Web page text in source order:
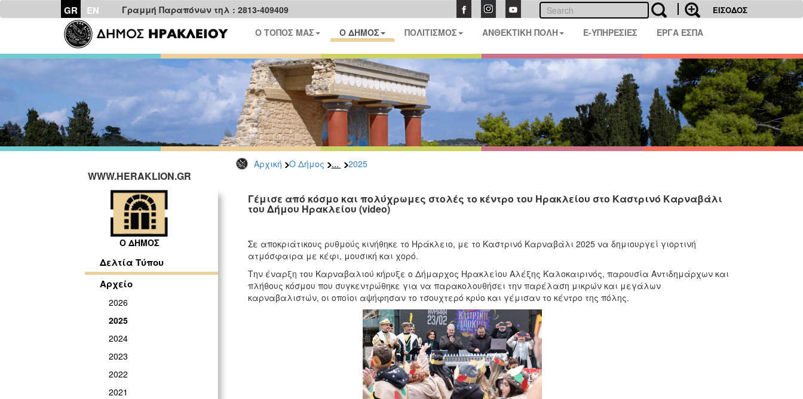
GR EN Γραμμή Παραπόνων τηλ : 2813-409409 ΕΙΣΟΔΟΣ
Ο ΤΟΠΟΣ ΜΑΣ Ο ΔΗΜΟΣ ΠΟΛΙΤΙΣΜΟΣ ΑΝΘΕΚΤΙΚΗ ΠΟΛΗ E-ΥΠΗΡΕΣΙΕΣ ΕΡΓΑ ΕΣΠΑ
Αρχική Ο Δήμος ... 2025
WWW.HERAKLION.GR
Ο ΔΗΜΟΣ
Δελτία Τύπου
Αρχείο
2026
2025
2024
2023
2022
2021
Γέμισε από κόσμο και πολύχρωμες στολές το κέντρο του Ηρακλείου στο Καστρινό Καρναβάλι
του Δήμου Ηρακλείου (video)
Σε αποκριάτικους ρυθμούς κινήθηκε το Ηράκλειο, με το Καστρινό Καρναβάλι 2025 να δημιουργεί γιορτινή
ατμόσφαιρα με κέφι, μουσική και χορό.
Την έναρξη του Καρναβαλιού κήρυξε ο Δήμαρχος Ηρακλείου Αλέξης Καλοκαιρινός, παρουσία Αντιδημάρχων και
πλήθους κόσμου που συγκεντρώθηκε για να παρακολουθήσει την παρέλαση μικρών και μεγάλων
καρναβαλιστών, οι οποίοι αψήφησαν το τσουχτερό κρύο και γέμισαν το κέντρο της πόλης.